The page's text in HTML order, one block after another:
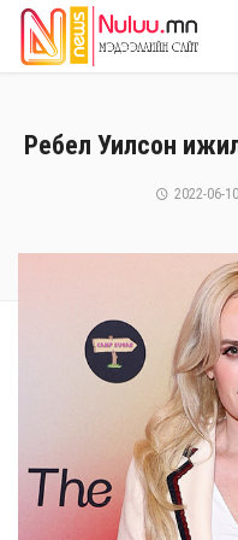
Ребел Уилсон
2022-06-10